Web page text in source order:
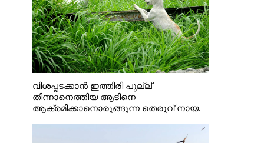
വിശപ്പടക്കാൻ ഇത്തിരി പുല്ല്
തിന്നാനെത്തിയ ആടിനെ
ആക്രമിക്കാനൊരുങ്ങുന്ന തെരുവ് നായ.
എറണാകുളം വാത്തുരുത്തിയിൽ നിന്നുള്ള